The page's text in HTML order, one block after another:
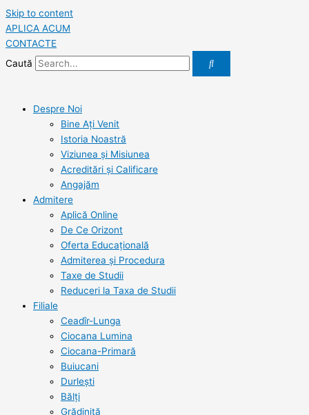
Skip to content
APLICA ACUM
CONTACTE
Caută
Despre Noi
Bine Ați Venit
Istoria Noastră
Viziunea şi Misiunea
Acreditări şi Calificare
Angajăm
Admitere
Aplică Online
De Ce Orizont
Oferta Educațională
Admiterea și Procedura
Taxe de Studii
Reduceri la Taxa de Studii
Filiale
Ceadîr-Lunga
Ciocana Lumina
Ciocana-Primară
Buiucani
Durlești
Bălți
Grădiniță